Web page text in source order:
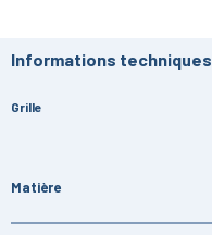
Informations techniques
Grille
Matière